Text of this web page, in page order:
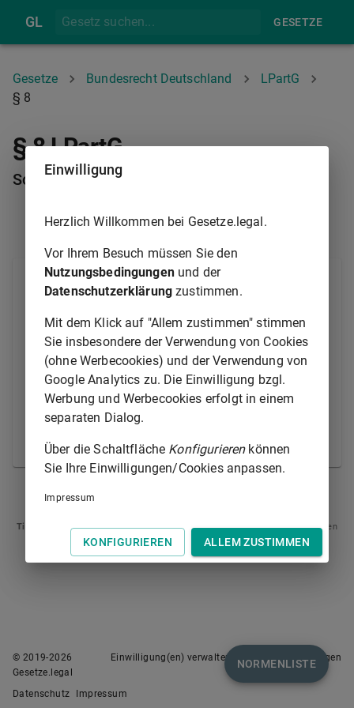
GL GESETZE
Gesetze Bundesrecht Deutschland
LPartG
§ 8
§ 8 LPartG
Sonstige vermögensrechtliche Wirkungen
(1) Zugunsten der Gläubiger eines der Lebenspartner
wird vermutet, dass die im Besitz eines
Lebenspartners oder beider Lebenspartner
befindlichen beweglichen Sachen dem Schuldner
gehören. Im Übrigen gilt § 1362 Abs. 1 Satz 2 und 3
und Abs. 2 des Bürgerlichen Gesetzbuchs
entsprechend.
(2) § 1357 des Bürgerlichen Gesetzbuchs
entsprechend.
§ 7
Tipp
: Swipen Sie auf dem Bildschirm links oder rechts zur Navigation zwischen
Normen.
NORMENLISTE
© 2019-2026
Gesetze.legal
Einwilligung(en) verwalten Nutzungsbedingungen
Datenschutz Impressum
Einwilligung
Herzlich Willkommen bei Gesetze.legal.
Vor Ihrem Besuch müssen Sie den
Nutzungsbedingungenund der
Datenschutzerklärung zustimmen.
Mit dem Klick auf "Allem zustimmen" stimmen
Sie insbesondere der Verwendung von Cookies
(ohne Werbecookies) und der Verwendung von
Google Analytics zu. Die Einwilligung bzgl.
Werbung und Werbecookies erfolgt in einem
separaten Dialog.
Über die Schaltfläche Konfigurierenkönnen
Sie Ihre Einwilligungen/Cookies anpassen.
Impressum
KONFIGURIEREN ALLEM ZUSTIMMEN